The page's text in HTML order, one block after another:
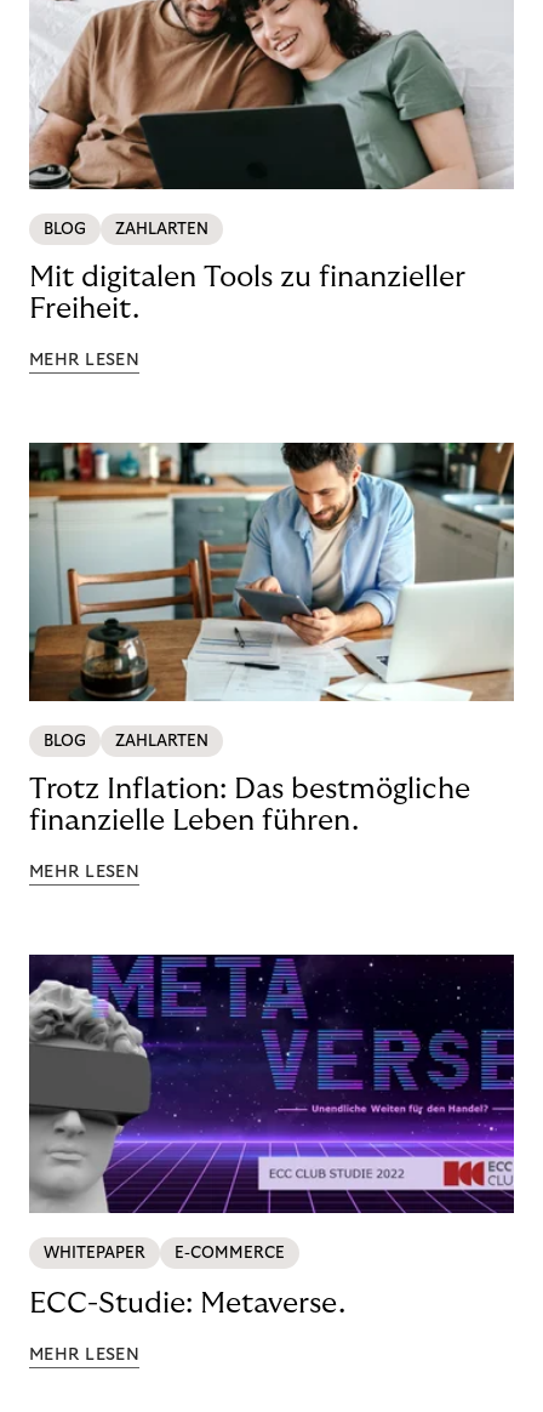
BLOG ZAHLARTEN
Mit digitalen Tools zu finanzieller
Freiheit.
MEHR LESEN
BLOG ZAHLARTEN
Trotz Inflation: Das bestmögliche
finanzielle Leben führen.
MEHR LESEN
WHITEPAPER E-COMMERCE
ECC-Studie: Metaverse.
MEHR LESEN